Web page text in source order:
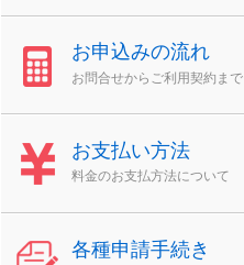
お申込みの流れ
お問合せからご利用契約まで
お支払い方法
料金のお支払方法について
各種申請手続き